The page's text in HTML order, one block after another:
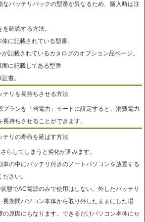
なバッテリパックの型番が異なるため、購入時は注
確認する方法。
に記載されている型番。
記載されているカタログのオプション品ページ。
に記載してある型番
書。
テリを長持ちさせる方法
プランを「省電力」モードに設定すると、消費電力
持ちさせることができます。
テリの寿命を延ばす方法
らしてしまうと劣化が進みます。
車の中にバッテリ付きのノートパソコンを放置する
さい。
態でAC電源のみで使用はしない。外したバッテリ
長期間パソコン本体から取り外したままにした場
の原因にもなります。できるだけパソコン本体にセ